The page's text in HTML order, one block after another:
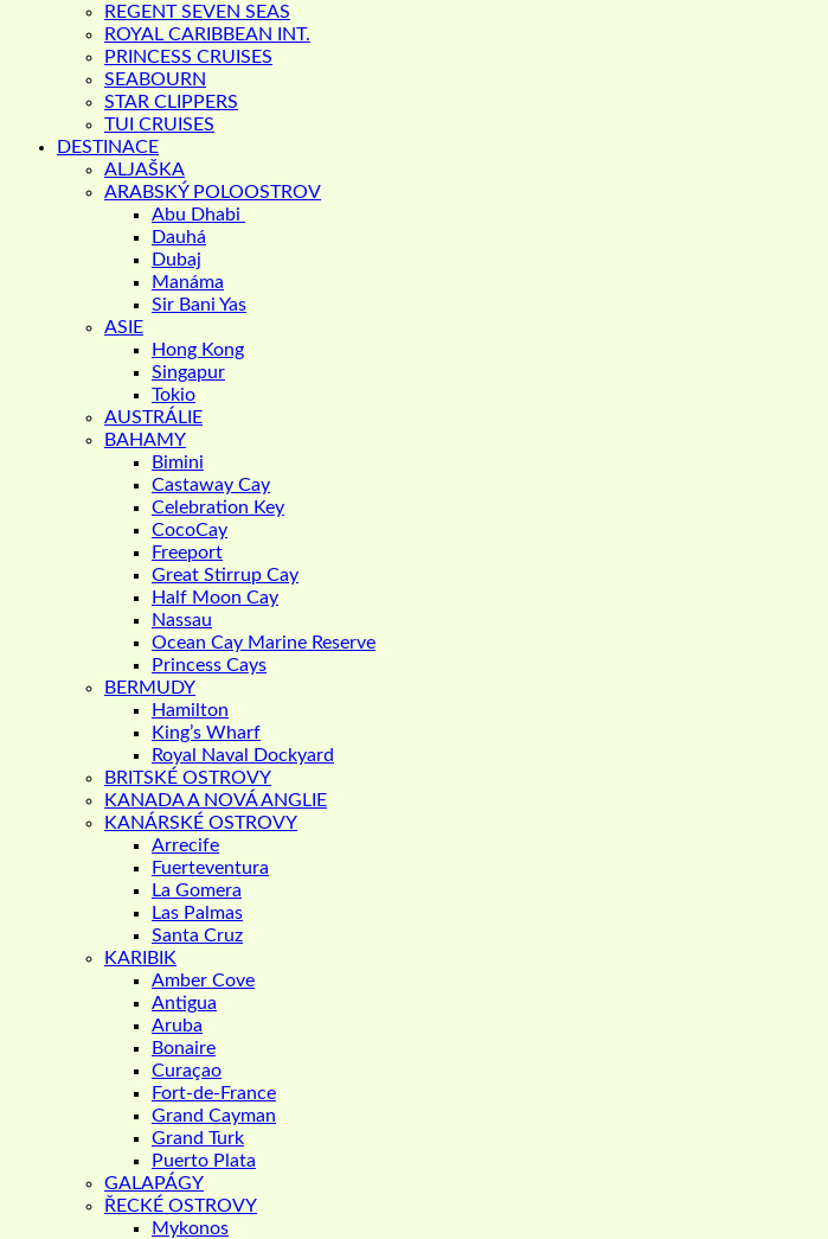
REGENT SEVEN SEAS
ROYAL CARIBBEAN INT.
PRINCESS CRUISES
SEABOURN
STAR CLIPPERS
TUI CRUISES
DESTINACE
ALJAŠKA
ARABSKÝ POLOOSTROV
Abu Dhabi
Dauhá
Dubaj
Manáma
Sir Bani Yas
ASIE
Hong Kong
Singapur
Tokio
AUSTRÁLIE
BAHAMY
Bimini
Castaway Cay
Celebration Key
CocoCay
Freeport
Great Stirrup Cay
Half Moon Cay
Nassau
Ocean Cay Marine Reserve
Princess Cays
BERMUDY
Hamilton
King’s Wharf
Royal Naval Dockyard
BRITSKÉ OSTROVY
KANADA A NOVÁ ANGLIE
KANÁRSKÉ OSTROVY
Arrecife
Fuerteventura
La Gomera
Las Palmas
Santa Cruz
KARIBIK
Amber Cove
Antigua
Aruba
Bonaire
Curaçao
Fort-de-France
Grand Cayman
Grand Turk
Puerto Plata
GALAPÁGY
ŘECKÉ OSTROVY
Mykonos